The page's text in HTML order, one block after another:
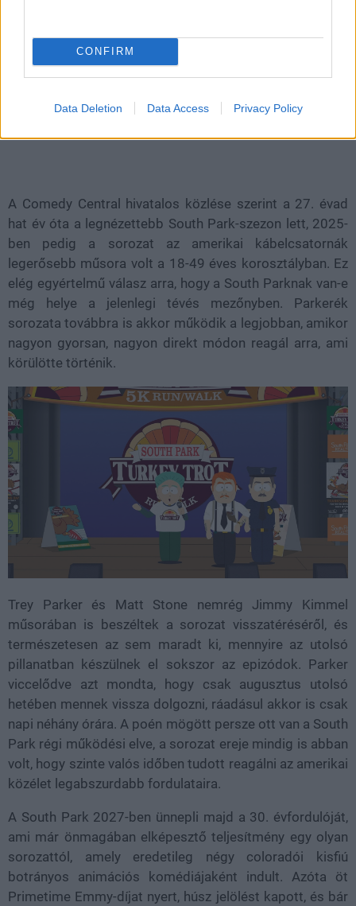
CONFIRM
Data Deletion Data Access Privacy Policy
több részen át Donald Trumpot, az adminisztrációját és
a körülötte lévő politikai figurákat vette célba. A széria
élőszereplős betétet is használtak, a történetekben
A Comedy Central hivatalos közlése szerint a 27. évad
hat év óta a legnézettebb South Park-szezon lett, 2025-
ben pedig a sorozat az amerikai kábelcsatornák
legerősebb műsora volt a 18-49 éves korosztályban. Ez
elég egyértelmű válasz arra, hogy a South Parknak van-e
még helye a jelenlegi tévés mezőnyben. Parkerék
sorozata továbbra is akkor működik a legjobban, amikor
nagyon gyorsan, nagyon direkt módon reagál arra, ami
körülötte történik.
Trey Parker és Matt Stone nemrég Jimmy Kimmel
műsorában is beszéltek a sorozat visszatéréséről, és
természetesen az sem maradt ki, mennyire az utolsó
pillanatban készülnek el sokszor az epizódok. Parker
viccelődve azt mondta, hogy csak augusztus utolsó
hetében mennek vissza dolgozni, ráadásul akkor is csak
napi néhány órára. A poén mögött persze ott van a South
Park régi működési elve, a sorozat ereje mindig is abban
volt, hogy szinte valós időben tudott reagálni az amerikai
közélet legabszurdabb fordulataira.
A South Park 2027-ben ünnepli majd a 30. évfordulóját,
ami már önmagában elképesztő teljesítmény egy olyan
sorozattól, amely eredetileg négy coloradói kisfiú
botrányos animációs komédiájaként indult. Azóta öt
Primetime Emmy-díjat nyert, húsz jelölést kapott, és bár